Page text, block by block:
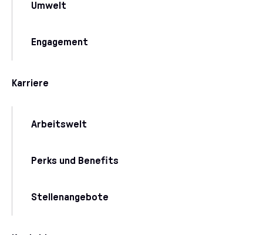
Umwelt
Engagement
Karriere
Arbeitswelt
Perks und Benefits
Stellenangebote